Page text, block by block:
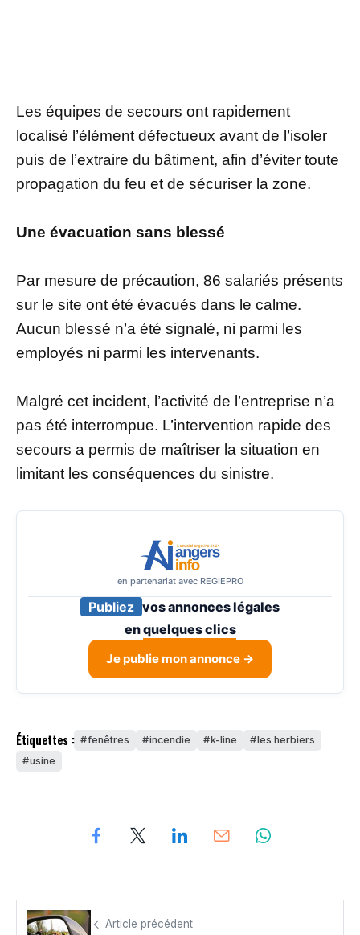
Les équipes de secours ont rapidement
localisé l’élément défectueux avant de l’isoler
puis de l’extraire du bâtiment, afin d’éviter toute
propagation du feu et de sécuriser la zone.
Une évacuation sans blessé
Par mesure de précaution, 86 salariés présents
sur le site ont été évacués dans le calme.
Aucun blessé n’a été signalé, ni parmi les
employés ni parmi les intervenants.
Malgré cet incident, l’activité de l’entreprise n’a
pas été interrompue. L’intervention rapide des
secours a permis de maîtriser la situation en
limitant les conséquences du sinistre.
en partenariat avec REGIEPRO
Publiez vos annonces légales
enquelques clics
Je publie mon annonce →
Étiquettes : fenêtres incendie k-line
les herbiers
usine
Article précédent